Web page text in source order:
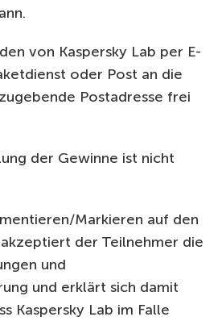
von Kaspersky Lab per E-
oder Post an die
Postadresse frei
der Gewinne ist nicht
Markieren auf den
der Teilnehmer die
und
und erklärt sich damit
Kaspersky Lab im Falle